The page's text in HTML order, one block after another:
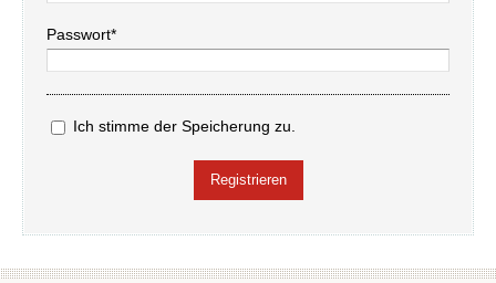
Passwort*
Ich stimme der Speicherung zu.